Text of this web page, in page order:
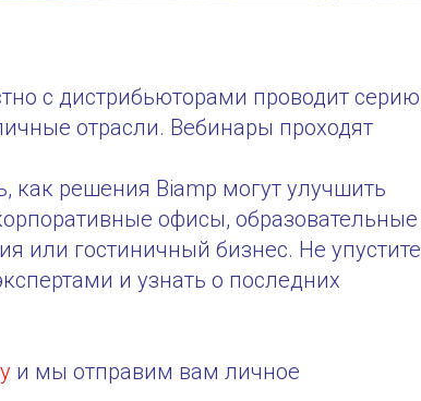
с дистрибьюторами проводит серию
отрасли. Вебинары проходят
как решения Biamp могут улучшить
офисы, образовательные
или гостиничный бизнес. Не упустите
и узнать о последних
и мы отправим вам личное